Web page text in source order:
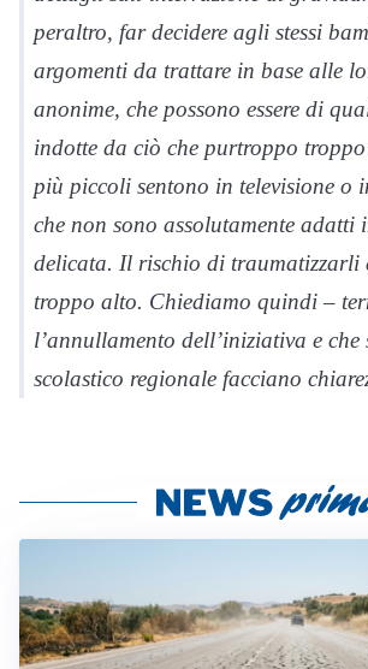
peraltro, far decidere agli stessi
argomenti da trattare in base alle
anonime, che possono essere di
indotte da ciò che purtroppo
più piccoli sentono in televisione o
che non sono assolutamente adatti
delicata. Il rischio di traumatizzarli
troppo alto. Chiediamo quindi –
l’annullamento dell’iniziativa e
scolastico regionale facciano